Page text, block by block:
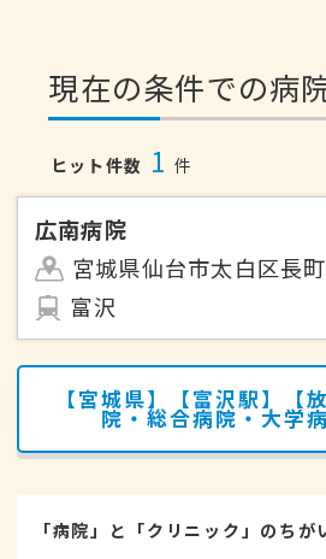
現在の条件での病
ヒット件数 1 件
広南病院
宮城県仙台市太白区長
富沢
【宮城県】【富沢駅】【
院・総合病院・大学
「病院」と「クリニック」のちが